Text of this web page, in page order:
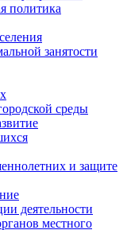
политика
занятости
среды
и защите
деятельности
местного